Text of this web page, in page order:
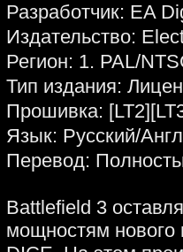
Разработчик: EA
Издательство:
Регион: 1. PAL/
Тип издания:
Прошивка:
Язык: Русский/
Перевод:
Battlefield 3
мощностям нового